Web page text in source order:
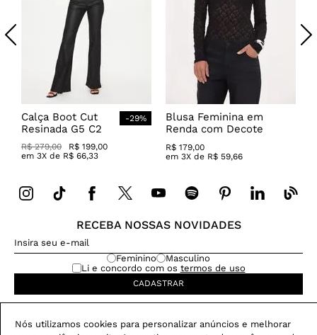
Nós utilizamos cookies para personalizar anúncios e melhorar
Calça Boot Cut
Resinada G5 C2
-29%
R$ 279,00 R$ 199,00
em 3X de R$ 66,33
Blusa Feminina em
Renda com Decote
Canoa
R$ 179,00
em 3X de R$ 59,66
RECEBA NOSSAS NOVIDADES
Feminino
Masculino
Li e concordo com os termos de uso
CADASTRAR
Dúvida na compra?